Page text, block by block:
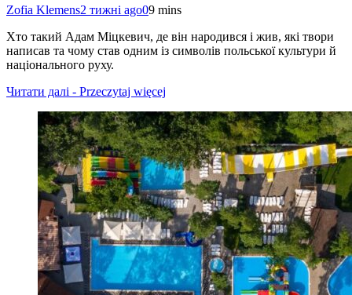
Zofia Klemens2 тижні ago09 mins
Хто такий Адам Міцкевич, де він народився і жив, які твори
написав та чому став одним із символів польської культури й
національного руху.
Читати далі - Przeczytaj więcej